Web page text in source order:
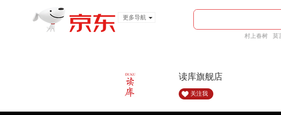
更多导航
村上春树 莫
读库旗舰店
关注我